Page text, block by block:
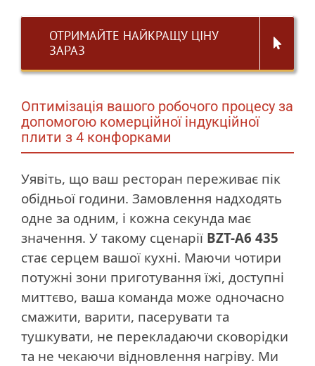
ОТРИМАЙТЕ НАЙКРАЩУ ЦІНУ
ЗАРАЗ
Оптимізація вашого робочого процесу за
допомогою комерційної індукційної
плити з 4 конфорками
Уявіть, що ваш ресторан переживає пік
обідньої години. Замовлення надходять
одне за одним, і кожна секунда має
значення. У такому сценарії BZT-A6 435
стає серцем вашої кухні. Маючи чотири
потужні зони приготування їжі, доступні
миттєво, ваша команда може одночасно
смажити, варити, пасерувати та
тушкувати, не перекладаючи сковорідки
та не чекаючи відновлення нагріву. Ми